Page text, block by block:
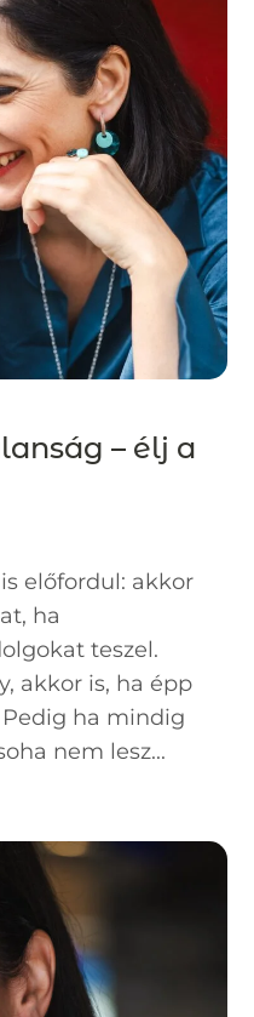
– élj a
előfordul: akkor
ha
teszel.
akkor is, ha épp
ha mindig
nem lesz...